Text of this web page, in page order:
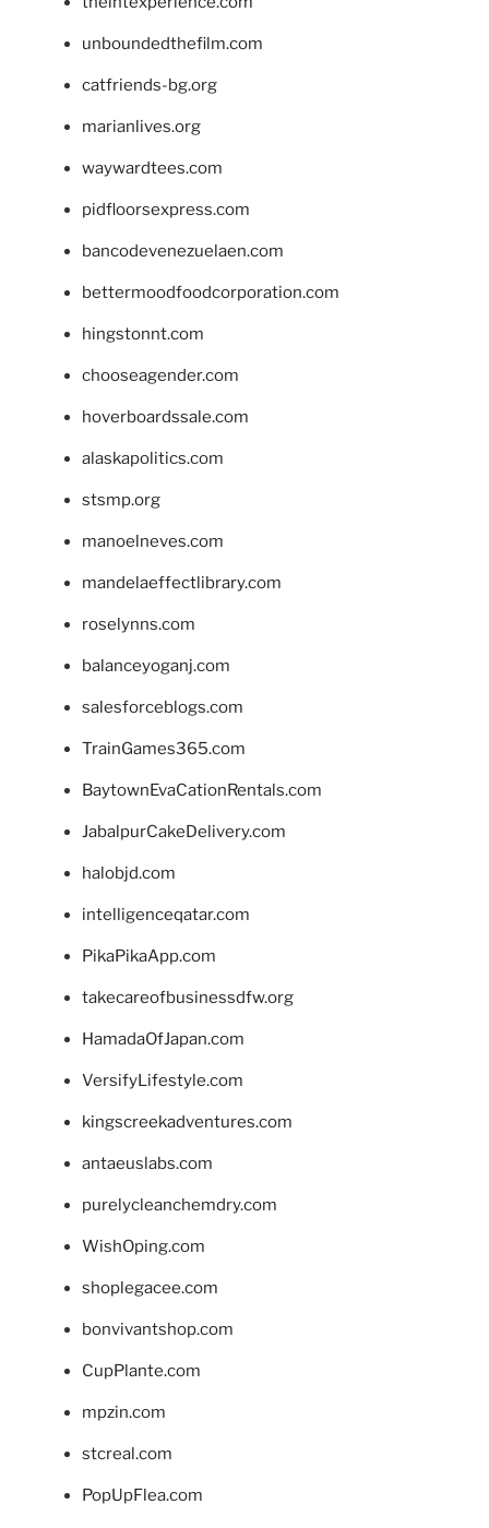
unboundedthefilm.com
catfriends-bg.org
marianlives.org
waywardtees.com
pidfloorsexpress.com
bancodevenezuelaen.com
bettermoodfoodcorporation.com
hingstonnt.com
chooseagender.com
hoverboardssale.com
alaskapolitics.com
stsmp.org
manoelneves.com
mandelaeffectlibrary.com
roselynns.com
balanceyoganj.com
salesforceblogs.com
TrainGames365.com
BaytownEvaCationRentals.com
JabalpurCakeDelivery.com
halobjd.com
intelligenceqatar.com
PikaPikaApp.com
takecareofbusinessdfw.org
HamadaOfJapan.com
VersifyLifestyle.com
kingscreekadventures.com
antaeuslabs.com
purelycleanchemdry.com
WishOping.com
shoplegacee.com
bonvivantshop.com
CupPlante.com
mpzin.com
stcreal.com
PopUpFlea.com